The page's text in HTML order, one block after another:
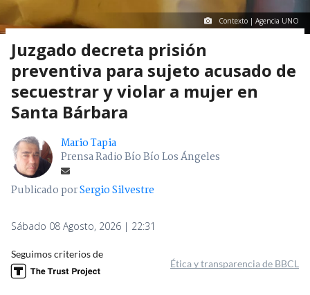
Contexto | Agencia UNO
Juzgado decreta prisión
preventiva para sujeto acusado de
secuestrar y violar a mujer en
Santa Bárbara
Mario Tapia
Prensa Radio Bío Bío Los Ángeles
Publicado porSergio Silvestre
Sábado 08 Agosto, 2026 | 22:31
Seguimos criterios de
Ética y transparencia de BBCL